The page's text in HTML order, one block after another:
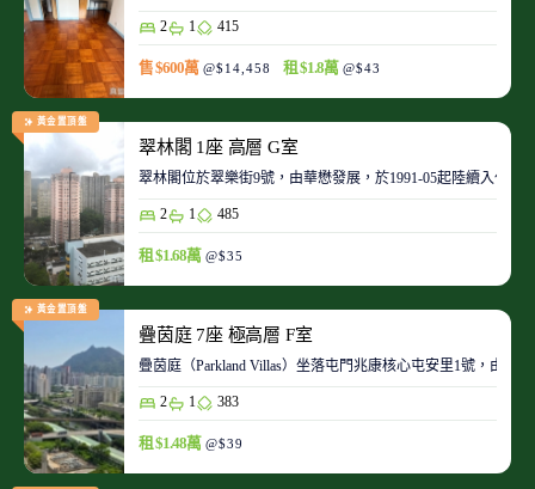
2 1 415
售 $600萬 @$14,458 租 $1.8萬 @$43
黃金置頂盤
翠林閣 1座 高層 G室
翠林閣位於翠樂街9號，由華懋發展，於1991-05起陸續入伙
2 1 485
租 $1.68萬 @$35
黃金置頂盤
疊茵庭 7座 極高層 F室
疊茵庭（Parkland Villas）坐落屯門兆康核心屯安里1號，由
2 1 383
租 $1.48萬 @$39